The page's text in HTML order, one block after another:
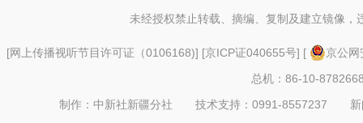
未经授权禁止转载、摘编、复制及建立镜像，
[网上传播视听节目许可证（0106168)] [京ICP证040655号] [
京公
总机：86-10-
制作：中新社新疆分社 技术支持：0991-8557237